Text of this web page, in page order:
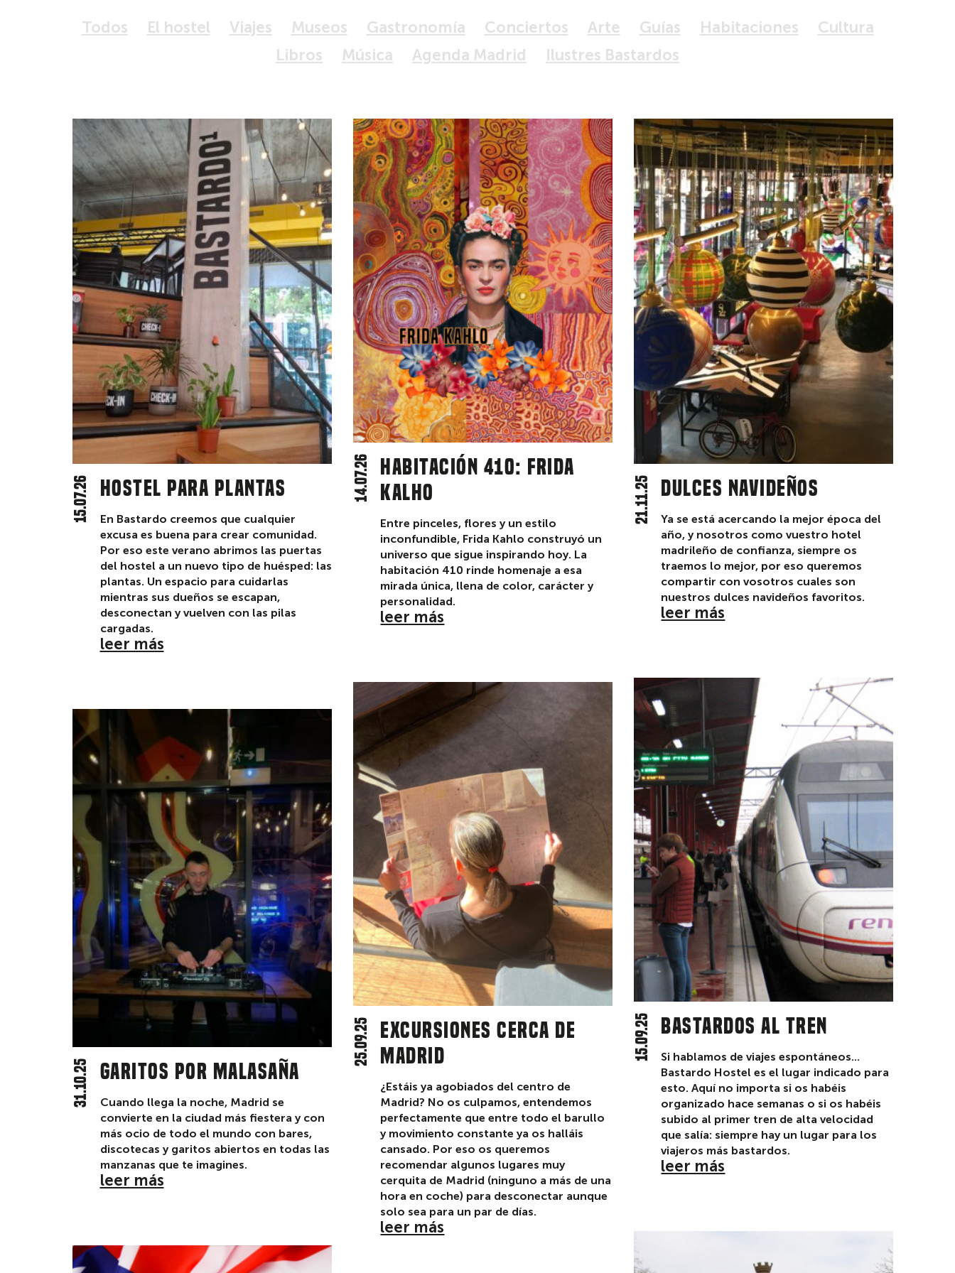
Todos El hostel Viajes Museos Gastronomía Conciertos Arte Guías Habitaciones
Cultura
Libros
Música Agenda Madrid Ilustres Bastardos
Hostel para plantas
15.07.26
En Bastardo creemos que cualquier
excusa es buena para crear comunidad.
Por eso este verano abrimos las puertas
del hostel a un nuevo tipo de huésped: las
plantas. Un espacio para cuidarlas
mientras sus dueños se escapan,
desconectan y vuelven con las pilas
cargadas.
leer más
Habitación 410: Frida
Kalho
14.07.26
Entre pinceles, flores y un estilo
inconfundible, Frida Kahlo construyó un
universo que sigue inspirando hoy. La
habitación 410 rinde homenaje a esa
mirada única, llena de color, carácter y
personalidad.
leer más
Dulces navideños
21.11.25
Ya se está acercando la mejor época del
año, y nosotros como vuestro hotel
madrileño de confianza, siempre os
traemos lo mejor, por eso queremos
compartir con vosotros cuales son
nuestros dulces navideños favoritos.
leer más
Garitos por Malasaña
31.10.25
Cuando llega la noche, Madrid se
convierte en la ciudad más fiestera y con
más ocio de todo el mundo con bares,
discotecas y garitos abiertos en todas las
manzanas que te imagines.
leer más
Excursiones cerca de
Madrid
25.09.25
¿Estáis ya agobiados del centro de
Madrid? No os culpamos, entendemos
perfectamente que entre todo el barullo
y movimiento constante ya os halláis
cansado. Por eso os queremos
recomendar algunos lugares muy
cerquita de Madrid (ninguno a más de una
hora en coche) para desconectar aunque
solo sea para un par de días.
leer más
Bastardos al tren
15.09.25
Si hablamos de viajes espontáneos...
Bastardo Hostel es el lugar indicado para
esto. Aquí no importa si os habéis
organizado hace semanas o si os habéis
subido al primer tren de alta velocidad
que salía: siempre hay un lugar para los
viajeros más bastardos.
leer más